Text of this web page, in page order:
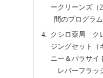
ークリーンズ（
間のプログラム
クシロ薬局 ク
ジングセット（
ニー＆パラサイ
レバーフラッ